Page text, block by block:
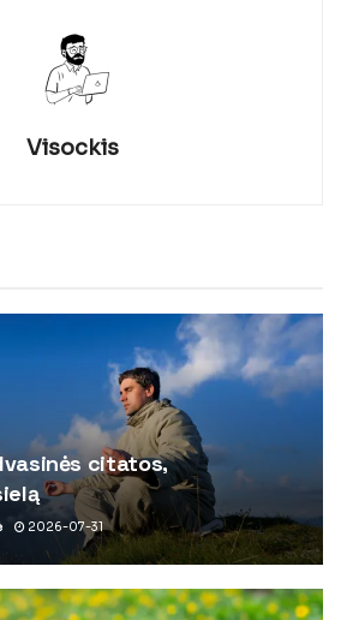
Visockis
citatos,
2026-07-31